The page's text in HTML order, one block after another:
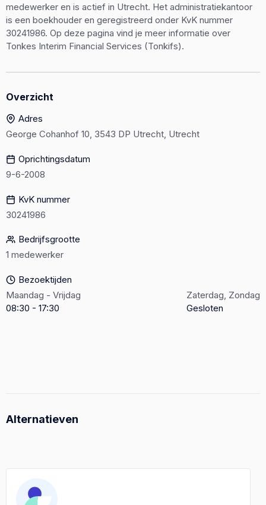
medewerker en is actief in Utrecht. Het administratiekantoor
is een boekhouder en geregistreerd onder KvK nummer
30241986. Op deze pagina vind je meer informatie over
Tonkes Interim Financial Services (Tonkifs).
Overzicht
Adres
George Cohanhof 10, 3543 DP Utrecht, Utrecht
Oprichtingsdatum
9-6-2008
KvK nummer
30241986
Bedrijfsgrootte
1 medewerker
Bezoektijden
Maandag - Vrijdag
08:30 - 17:30
Zaterdag, Zondag
Gesloten
Alternatieven